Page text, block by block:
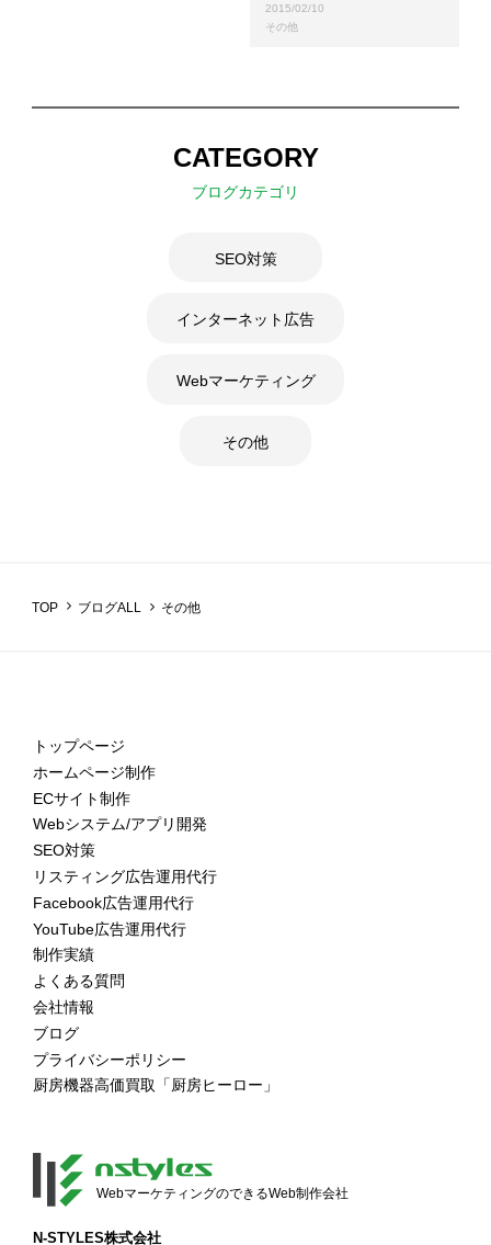
2015/02/10
その他
CATEGORY
ブログカテゴリ
SEO対策
インターネット広告
Webマーケティング
その他
TOP ブログALL その他
トップページ
ホームページ制作
ECサイト制作
Webシステム/アプリ開発
SEO対策
リスティング広告運用代行
Facebook広告運用代行
YouTube広告運用代行
制作実績
よくある質問
会社情報
ブログ
プライバシーポリシー
厨房機器高価買取「厨房ヒーロー」
WebマーケティングのできるWeb制作会社
N-STYLES株式会社